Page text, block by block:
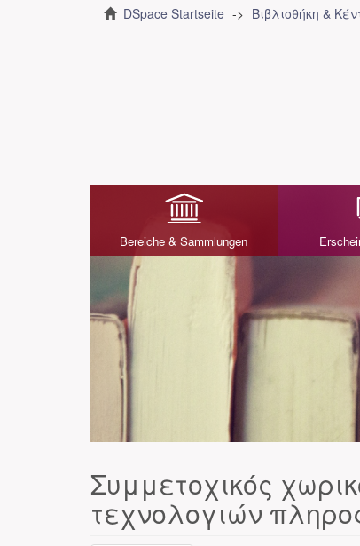
DSpace Startseite Βιβλιοθήκη &
Bereiche & Sammlungen
Συμμετοχικός
τεχνολογιών